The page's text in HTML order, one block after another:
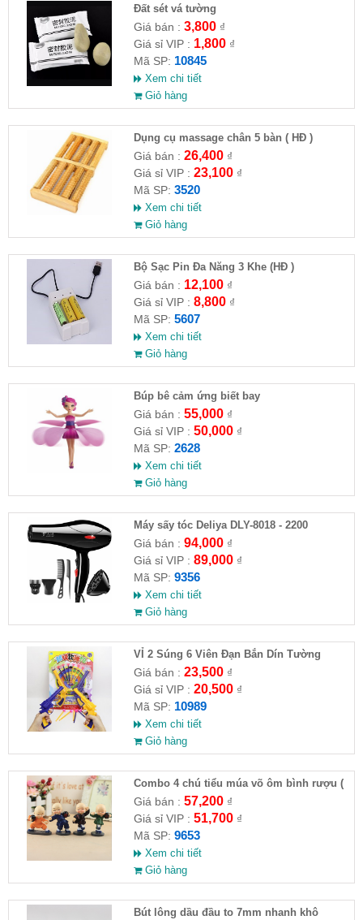
Đất sét vá tường
Giá bán : 3,800₫
Giá sỉ VIP : 1,800₫
Mã SP: 10845
Xem chi tiết
Giỏ hàng
Dụng cụ massage chân 5 bàn ( HĐ )
Giá bán : 26,400₫
Giá sỉ VIP : 23,100₫
Mã SP: 3520
Xem chi tiết
Giỏ hàng
Bộ Sạc Pin Đa Năng 3 Khe (HĐ )
Giá bán : 12,100₫
Giá sỉ VIP : 8,800₫
Mã SP: 5607
Xem chi tiết
Giỏ hàng
​Búp bê cảm ứng biết bay
Giá bán : 55,000₫
Giá sỉ VIP : 50,000₫
Mã SP: 2628
Xem chi tiết
Giỏ hàng
Máy sấy tóc Deliya DLY-8018 - 2200
Giá bán : 94,000₫
Giá sỉ VIP : 89,000₫
Mã SP: 9356
Xem chi tiết
Giỏ hàng
VỈ 2 Súng 6 Viên Đạn Bắn Dín Tường
Giá bán : 23,500₫
Giá sỉ VIP : 20,500₫
Mã SP: 10989
Xem chi tiết
Giỏ hàng
Combo 4 chú tiểu múa võ ôm bình rượu (
HĐ )
Giá bán : 57,200₫
Giá sỉ VIP : 51,700₫
Mã SP: 9653
Xem chi tiết
Giỏ hàng
Bút lông dầu đầu to 7mm nhanh khô